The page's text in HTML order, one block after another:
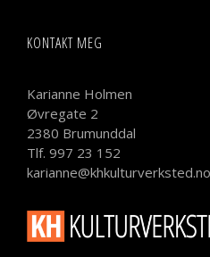
KONTAKT MEG
Karianne Holmen
Øvregate 2
2380 Brumunddal
Tlf. 997 23 152
karianne@khkulturverksted.no